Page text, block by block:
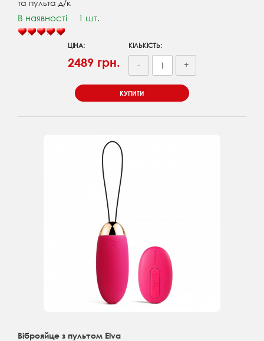
та пульта д/к
В наявності 1 шт.
ЦІНА:
2489 грн.
КІЛЬКІСТЬ:
- +
КУПИТИ
Віброяйце з пультом Elva